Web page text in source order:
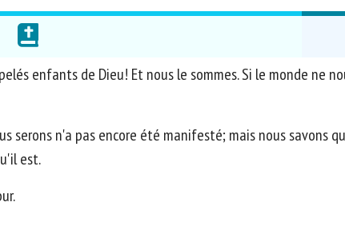
enfants de Dieu! Et nous le sommes. Si le monde ne
n'a pas encore été manifesté; mais nous savons
est.